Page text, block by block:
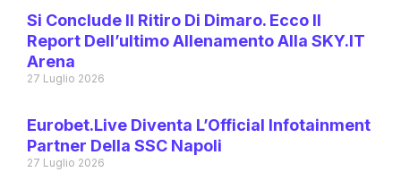
Si Conclude Il Ritiro Di Dimaro. Ecco Il
Report Dell’ultimo Allenamento Alla SKY.IT
Arena
27 Luglio 2026
Eurobet.live Diventa L’Official Infotainment
Partner Della SSC Napoli
27 Luglio 2026